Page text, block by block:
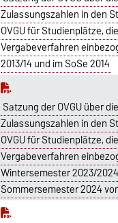
Zulassungszahlen in den
OVGU für Studienplätze,
Vergabeverfahren
2013/14 und im SoSe 2014
Satzung der OVGU über
Zulassungszahlen in den
OVGU für Studienplätze,
Vergabeverfahren
Wintersemester 2023/
Sommersemester 2024